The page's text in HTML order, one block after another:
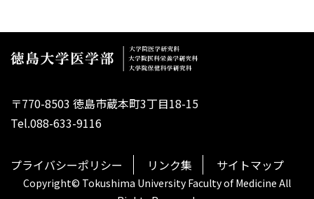
〒770-8503 徳島市蔵本町3丁目18-15
Tel.088-633-9116
プライバシーポリシー リンク集 サイトマップ
Copyright© Tokushima University Faculty of Medicine All